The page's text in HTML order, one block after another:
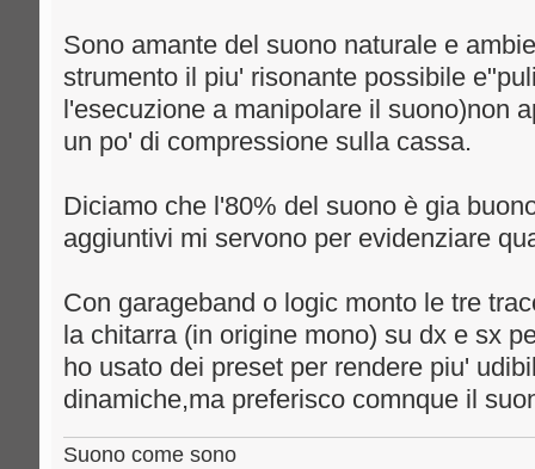
Sono amante del suono naturale e
strumento il piu' risonante possibile
l'esecuzione a manipolare il suono)non
un po' di compressione sulla cassa.
Diciamo che l'80% del suono è gia
aggiuntivi mi servono per evidenziare
Con garageband o logic monto le tre
la chitarra (in origine mono) su dx e sx
ho usato dei preset per rendere piu'
dinamiche,ma preferisco comnque il
Suono come sono